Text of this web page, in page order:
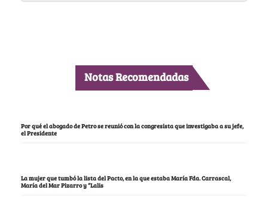
Notas Recomendadas
Por qué el abogado de Petro se reunió con la congresista que investigaba a su jefe,
el Presidente
La mujer que tumbó la lista del Pacto, en la que estaba María Fda. Carrascal,
María del Mar Pizarro y “Lalis